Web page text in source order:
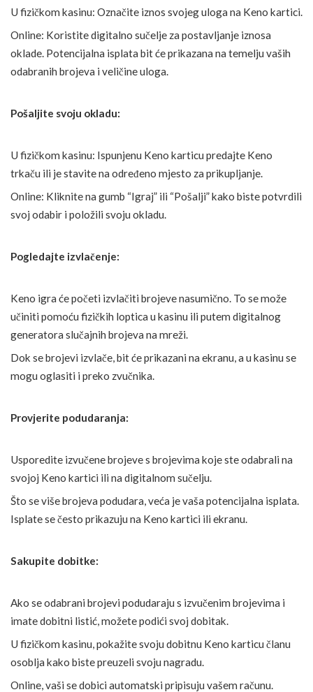
U fizičkom kasinu: Označite iznos svojeg uloga na Keno kartici.
Online: Koristite digitalno sučelje za postavljanje iznosa
oklade. Potencijalna isplata bit će prikazana na temelju vaših
odabranih brojeva i veličine uloga.
Pošaljite svoju okladu:
U fizičkom kasinu: Ispunjenu Keno karticu predajte Keno
trkaču ili je stavite na određeno mjesto za prikupljanje.
Online: Kliknite na gumb “Igraj” ili “Pošalji” kako biste potvrdili
svoj odabir i položili svoju okladu.
Pogledajte izvlačenje:
Keno igra će početi izvlačiti brojeve nasumično. To se može
učiniti pomoću fizičkih loptica u kasinu ili putem digitalnog
generatora slučajnih brojeva na mreži.
Dok se brojevi izvlače, bit će prikazani na ekranu, a u kasinu se
mogu oglasiti i preko zvučnika.
Provjerite podudaranja:
Usporedite izvučene brojeve s brojevima koje ste odabrali na
svojoj Keno kartici ili na digitalnom sučelju.
Što se više brojeva podudara, veća je vaša potencijalna isplata.
Isplate se često prikazuju na Keno kartici ili ekranu.
Sakupite dobitke:
Ako se odabrani brojevi podudaraju s izvučenim brojevima i
imate dobitni listić, možete podići svoj dobitak.
U fizičkom kasinu, pokažite svoju dobitnu Keno karticu članu
osoblja kako biste preuzeli svoju nagradu.
Online, vaši se dobici automatski pripisuju vašem računu.